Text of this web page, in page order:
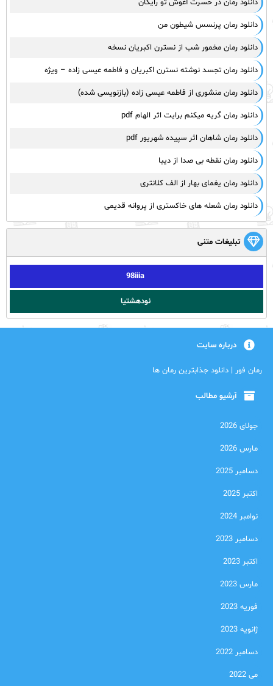
دانلود رمان در حسرت آغوش تو رایگان
دانلود رمان پرنسس شیطون من
دانلود رمان مخمور شب از نسترن اکبریان نسخه
دانلود رمان تجسد نوشته نسترن اکبریان و فاطمه عیسی زاده – ویژه
دانلود رمان منشوری از فاطمه عیسی زاده (بازنویسی شده)
دانلود رمان گریه میکنم برایت اثر الهام pdf
دانلود رمان شاهان اثر سپیده شهریور pdf
دانلود رمان نقطه بی صدا از دیبا
دانلود رمان یغمای بهار از الف کلانتری
دانلود رمان شعله های خاکستری از پروانه قدیمی
تبلیغات متنی
98iiia
نودهشتیا
درباره سایت
رمان فور | دانلود جذابترین رمان ها
آرشیو مطالب
جولای 2026
مارس 2026
دسامبر 2025
اکتبر 2025
نوامبر 2024
دسامبر 2023
اکتبر 2023
مارس 2023
فوریه 2023
ژانویه 2023
دسامبر 2022
می 2022